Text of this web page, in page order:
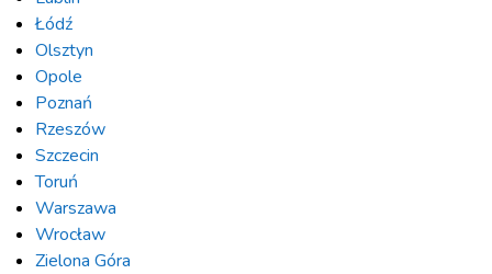
Łódź
Olsztyn
Opole
Poznań
Rzeszów
Szczecin
Toruń
Warszawa
Wrocław
Zielona Góra